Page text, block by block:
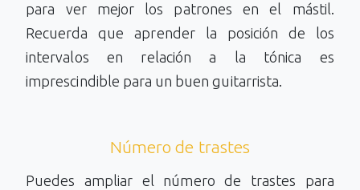
para ver mejor los patrones en el mástil.
Recuerda que aprender la posición de los
intervalos en relación a la tónica es
imprescindible para un buen guitarrista.
Número de trastes
Puedes ampliar el número de trastes para